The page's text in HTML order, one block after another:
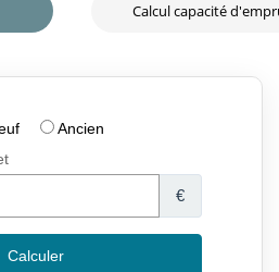
Calcul capacité